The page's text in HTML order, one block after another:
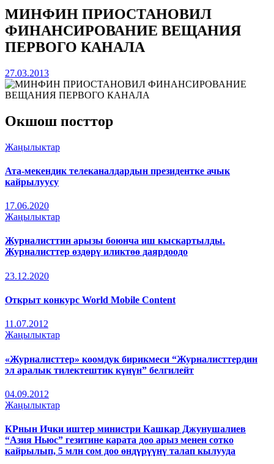
МИНФИН ПРИОСТАНОВИЛ
ФИНАНСИРОВАНИЕ ВЕЩАНИЯ
ПЕРВОГО КАНАЛА
27.03.2013
Окшош посттор
Жаңылыктар
Ата-мекендик телеканалдардын президентке ачык
кайрылуусу
17.06.2020
Жаңылыктар
Журналисттин арызы боюнча иш кыскартылды.
Журналисттер өздөрү иликтөө даярдоодо
23.12.2020
Открыт конкурс World Mobile Content
11.07.2012
Жаңылыктар
«Журналисттер» коомдук бирикмеси “Журналисттердин
эл аралык тилектештик күнүн” белгилейт
04.09.2012
Жаңылыктар
КРнын Ички иштер министри Кашкар Джунушалиев
“Азия Ньюс” гезитине карата доо арыз менен сотко
кайрылып, 5 млн сом доо өндүрүүнү талап кылууда